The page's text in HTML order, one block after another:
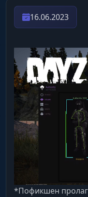
16.06.2023
*Пофикшен